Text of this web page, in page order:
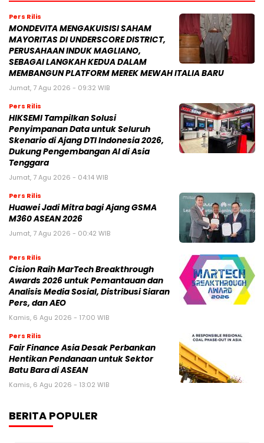
Pers Rilis
MONDEVITA MENGAKUISISI SAHAM
MAYORITAS DI UNDERSCORE DISTRICT,
PERUSAHAAN INDUK MAGLIANO,
SEBAGAI LANGKAH KEDUA DALAM
MEMBANGUN PLATFORM MEREK MEWAH ITALIA BARU
Jumat, 7 Agu 2026 - 09:32 WIB
Pers Rilis
HIKSEMI Tampilkan Solusi
Penyimpanan Data untuk Seluruh
Skenario di Ajang DTI Indonesia 2026,
Dukung Pengembangan AI di Asia
Tenggara
Jumat, 7 Agu 2026 - 04:14 WIB
Pers Rilis
Huawei Jadi Mitra bagi Ajang GSMA
M360 ASEAN 2026
Jumat, 7 Agu 2026 - 00:42 WIB
Pers Rilis
Cision Raih MarTech Breakthrough
Awards 2026 untuk Pemantauan dan
Analisis Media Sosial, Distribusi Siaran
Pers, dan AEO
Kamis, 6 Agu 2026 - 17:00 WIB
Pers Rilis
Fair Finance Asia Desak Perbankan
Hentikan Pendanaan untuk Sektor
Batu Bara di ASEAN
Kamis, 6 Agu 2026 - 13:02 WIB
BERITA POPULER